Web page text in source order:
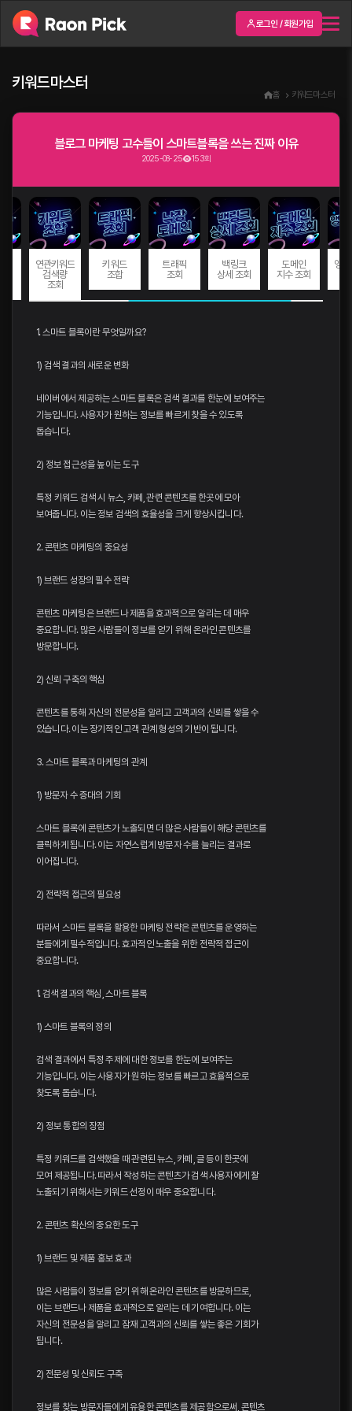
로그인 / 회원가입
키워드마스터
홈 키워드마스터
블로그 마케팅 고수들이 스마트블록을 쓰는 진짜 이유
2025-08-25 153회
연관키워드
검색량
조회
키워드
조합
트래픽
조회
백링크
상세 조회
도메인
지수 조회
앵
1. 스마트 블록이란 무엇일까요?
1) 검색 결과의 새로운 변화
네이버에서 제공하는 스마트 블록은 검색 결과를 한눈에 보여주는
기능입니다. 사용자가 원하는 정보를 빠르게 찾을 수 있도록
돕습니다.
2) 정보 접근성을 높이는 도구
특정 키워드 검색 시 뉴스, 카페, 관련 콘텐츠를 한곳에 모아
보여줍니다. 이는 정보 검색의 효율성을 크게 향상시킵니다.
2. 콘텐츠 마케팅의 중요성
1) 브랜드 성장의 필수 전략
콘텐츠 마케팅은 브랜드나 제품을 효과적으로 알리는 데 매우
중요합니다. 많은 사람들이 정보를 얻기 위해 온라인 콘텐츠를
방문합니다.
2) 신뢰 구축의 핵심
콘텐츠를 통해 자신의 전문성을 알리고 고객과의 신뢰를 쌓을 수
있습니다. 이는 장기적인 고객 관계 형성의 기반이 됩니다.
3. 스마트 블록과 마케팅의 관계
1) 방문자 수 증대의 기회
스마트 블록에 콘텐츠가 노출되면 더 많은 사람들이 해당 콘텐츠를
클릭하게 됩니다. 이는 자연스럽게 방문자 수를 늘리는 결과로
이어집니다.
2) 전략적 접근의 필요성
따라서 스마트 블록을 활용한 마케팅 전략은 콘텐츠를 운영하는
분들에게 필수적입니다. 효과적인 노출을 위한 전략적 접근이
중요합니다.
1. 검색 결과의 핵심, 스마트 블록
1) 스마트 블록의 정의
검색 결과에서 특정 주제에 대한 정보를 한눈에 보여주는
기능입니다. 이는 사용자가 원하는 정보를 빠르고 효율적으로
찾도록 돕습니다.
2) 정보 통합의 장점
특정 키워드를 검색했을 때 관련된 뉴스, 카페, 글 등이 한곳에
모여 제공됩니다. 따라서 작성하는 콘텐츠가 검색 사용자에게 잘
노출되기 위해서는 키워드 선정이 매우 중요합니다.
2. 콘텐츠 확산의 중요한 도구
1) 브랜드 및 제품 홍보 효과
많은 사람들이 정보를 얻기 위해 온라인 콘텐츠를 방문하므로,
이는 브랜드나 제품을 효과적으로 알리는 데 기여합니다. 이는
자신의 전문성을 알리고 잠재 고객과의 신뢰를 쌓는 좋은 기회가
됩니다.
2) 전문성 및 신뢰도 구축
정보를 찾는 방문자들에게 유용한 콘텐츠를 제공함으로써, 콘텐츠